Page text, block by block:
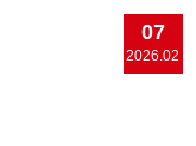
07
2026.02